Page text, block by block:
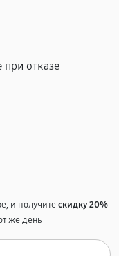
при отказе
и получитескидку 20%
же день